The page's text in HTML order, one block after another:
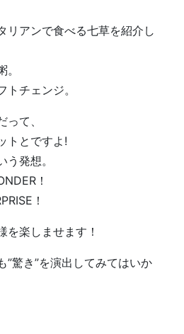
リアンで食べる七草を紹介し
チェンジ。
て、
トとですよ!
発想。
！
！
を楽しませます！
”驚き”を演出してみてはいか